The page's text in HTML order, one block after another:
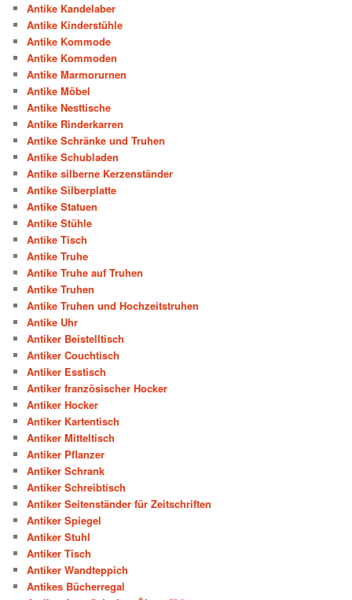
Antike Kandelaber
Antike Kinderstühle
Antike Kommode
Antike Kommoden
Antike Marmorurnen
Antike Möbel
Antike Nesttische
Antike Rinderkarren
Antike Schränke und Truhen
Antike Schubladen
Antike silberne Kerzenständer
Antike Silberplatte
Antike Statuen
Antike Stühle
Antike Tisch
Antike Truhe
Antike Truhe auf Truhen
Antike Truhen
Antike Truhen und Hochzeitstruhen
Antike Uhr
Antiker Beistelltisch
Antiker Couchtisch
Antiker Esstisch
Antiker französischer Hocker
Antiker Hocker
Antiker Kartentisch
Antiker Mitteltisch
Antiker Pflanzer
Antiker Schrank
Antiker Schreibtisch
Antiker Seitenständer für Zeitschriften
Antiker Spiegel
Antiker Stuhl
Antiker Tisch
Antiker Wandteppich
Antikes Bücherregal